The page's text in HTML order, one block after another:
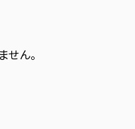
ん。